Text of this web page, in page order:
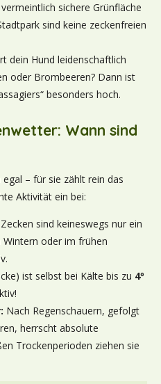
sichere Grünfläche
sind keine zeckenfreien
dein Hund leidenschaftlich
oder Brombeeren? Dann ist
besonders hoch.
Wann sind
– für sie zählt rein das
Aktivität ein bei:
Zecken sind keineswegs nur ein
oder im frühen
ist selbst bei Kälte bis zu 4º
Nach Regenschauern, gefolgt
herrscht absolute
Trockenperioden ziehen sie